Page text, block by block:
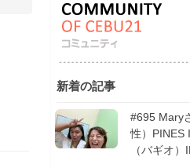
新着の記事
#695 Mary
性）PINES
（バギオ）